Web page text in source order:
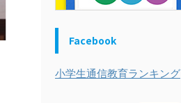
Facebook
小学生通信教育ランキング